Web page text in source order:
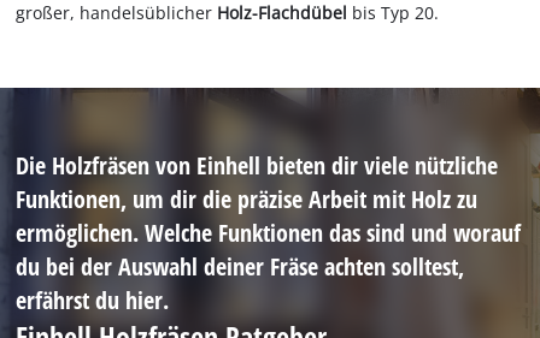
großer, handelsüblicher Holz-Flachdübel bis Typ 20.
Die Holzfräsen von Einhell bieten dir viele nützliche
Funktionen, um dir die präzise Arbeit mit Holz zu
ermöglichen. Welche Funktionen das sind und worauf
du bei der Auswahl deiner Fräse achten solltest,
erfährst du hier.